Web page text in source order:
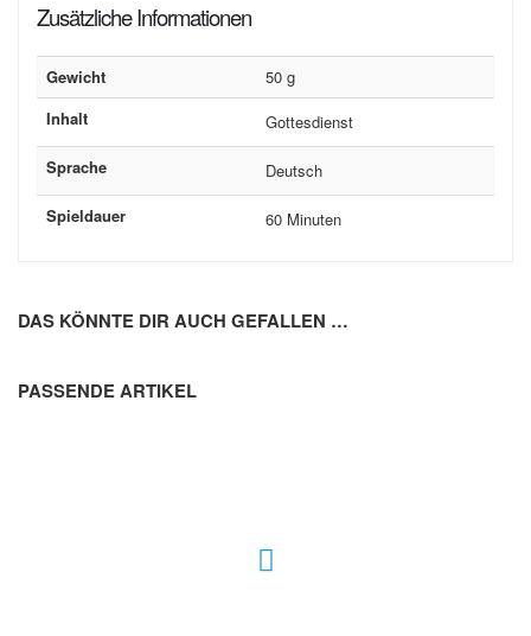
Zusätzliche Informationen
Gewicht
50 g
Inhalt
Gottesdienst
Sprache
Deutsch
Spieldauer
60 Minuten
DAS KÖNNTE DIR AUCH GEFALLEN …
PASSENDE ARTIKEL